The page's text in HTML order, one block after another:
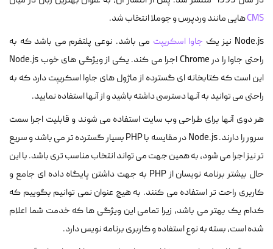
CMSهایی مانند وردپرس و جوملا انتخاب شد.
Node.js نیز یک
جاوا اسکریپت می باشد. نوعی پلتفرم می باشد که به
راحتی جاوا را در Chrome اجرا می کند. یکی از ویژگی های خوب Node.js
این است که کتابخانه ای گسترده از ماژول های جاوا اسکریپت دارد که به
راحتی می توانید به آنها دسترسی داشته باشید و از آنها استفاده نمایید.
هر دوی آنها برای طراحی وب سایت استفاده می شوند و قابلیت اجرا سمت
سرور را دارند. Node.js در مقایسه با PHP بسیار گسترده تر می باشد و سریع
تر نیز اجرا می شود، به همین جهت می تواند انتخاب مناسب تری باشد. با این
حال بیشتر برنامه نویسان از PHP به جهت داشتن پایگاه داده ای جامع و
کاربری راحت تر استفاده می کنند. به هیچ عنوان نمی توانیم بگوییم که
کدام یک بهتر می باشد، زیرا تمامی این ویژگی ها که خدمت شما اعلام
شده است، بسته به نوع استفاده و کاربری برنامه نویس دارد.